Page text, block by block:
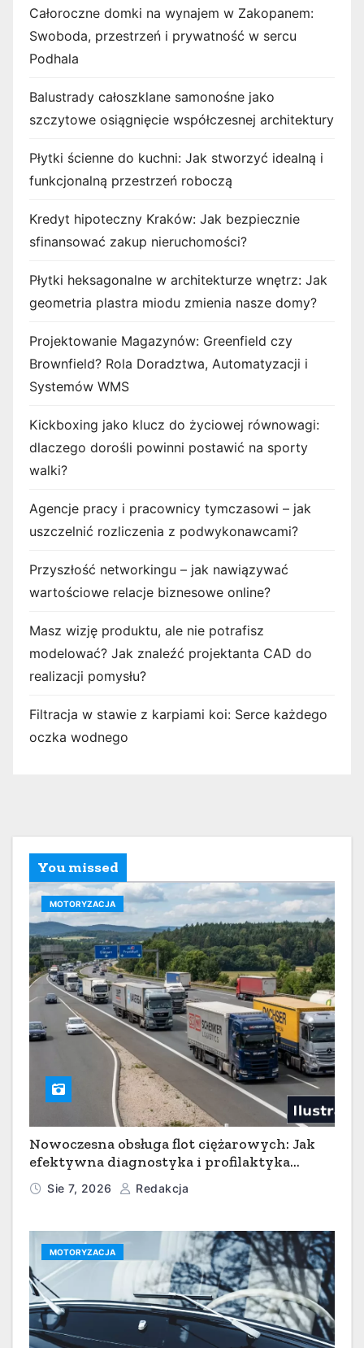
Całoroczne domki na wynajem w Zakopanem:
Swoboda, przestrzeń i prywatność w sercu
Podhala
Balustrady całoszklane samonośne jako
szczytowe osiągnięcie współczesnej architektury
Płytki ścienne do kuchni: Jak stworzyć idealną i
funkcjonalną przestrzeń roboczą
Kredyt hipoteczny Kraków: Jak bezpiecznie
sfinansować zakup nieruchomości?
Płytki heksagonalne w architekturze wnętrz: Jak
geometria plastra miodu zmienia nasze domy?
Projektowanie Magazynów: Greenfield czy
Brownfield? Rola Doradztwa, Automatyzacji i
Systemów WMS
Kickboxing jako klucz do życiowej równowagi:
dlaczego dorośli powinni postawić na sporty
walki?
Agencje pracy i pracownicy tymczasowi – jak
uszczelnić rozliczenia z podwykonawcami?
Przyszłość networkingu – jak nawiązywać
wartościowe relacje biznesowe online?
Masz wizję produktu, ale nie potrafisz
modelować? Jak znaleźć projektanta CAD do
realizacji pomysłu?
Filtracja w stawie z karpiami koi: Serce każdego
oczka wodnego
You missed
MOTORYZACJA
Nowoczesna obsługa flot ciężarowych: Jak
efektywna diagnostyka i profilaktyka
serwisowa minimalizują przestoje w
transporcie
Sie 7, 2026 Redakcja
MOTORYZACJA